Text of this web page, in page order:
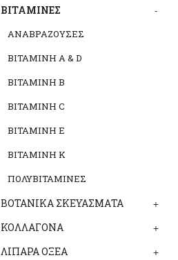
ΒΙΤΑΜΙΝΕΣ
-
ΑΝΑΒΡΑΖΟΥΣΕΣ
ΒΙΤΑΜΙΝΗ Α & D
ΒΙΤΑΜΙΝΗ Β
ΒΙΤΑΜΙΝΗ C
ΒΙΤΑΜΙΝΗ Ε
ΒΙΤΑΜΙΝΗ Κ
ΠΟΛΥΒΙΤΑΜΙΝΕΣ
ΒΟΤΑΝΙΚΑ ΣΚΕΥΑΣΜΑΤΑ
+
ΚΟΛΛΑΓΟΝΑ
+
ΛΙΠΑΡΑ ΟΞΕΑ
+